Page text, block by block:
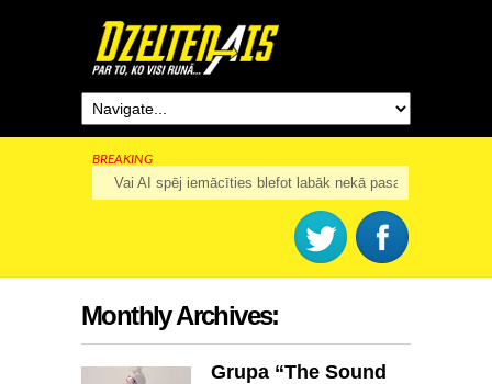
BREAKING
Rīga šogad svinēs 825. dzimšanas dienu
Monthly Archives:
Grupa “The Sound